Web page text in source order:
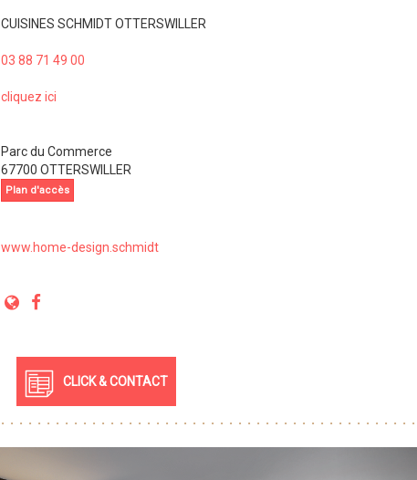
CUISINES SCHMIDT OTTERSWILLER
03 88 71 49 00
cliquez ici
Parc du Commerce
67700 OTTERSWILLER
Plan d'accès
www.home-design.schmidt
CLICK & CONTACT